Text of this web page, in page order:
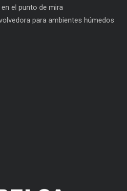
el punto de mira
para ambientes húmedos